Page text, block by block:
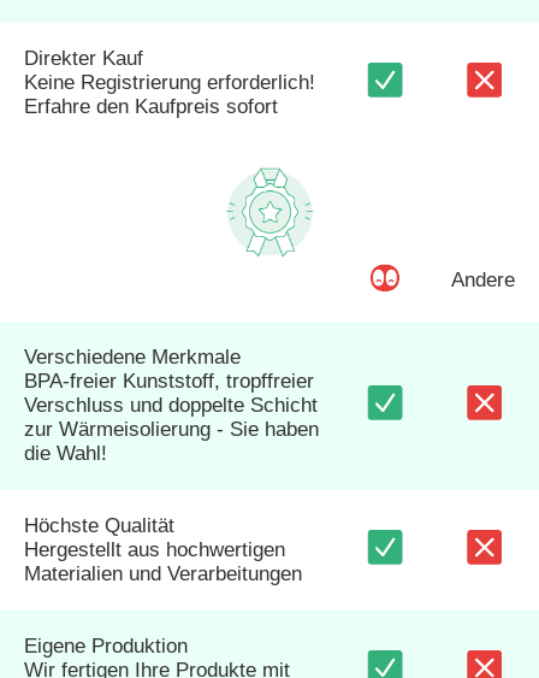
Direkter Kauf
Keine Registrierung erforderlich!
Erfahre den Kaufpreis sofort
Andere
Verschiedene Merkmale
BPA-freier Kunststoff, tropffreier
Verschluss und doppelte Schicht
zur Wärmeisolierung - Sie haben
die Wahl!
Höchste Qualität
Hergestellt aus hochwertigen
Materialien und Verarbeitungen
Eigene Produktion
Wir fertigen Ihre Produkte mit